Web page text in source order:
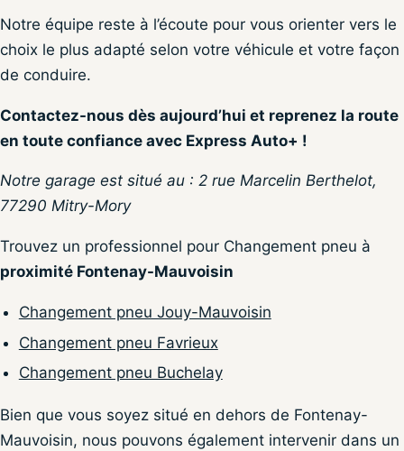
Notre équipe reste à l’écoute pour vous orienter vers le
choix le plus adapté selon votre véhicule et votre façon
de conduire.
Contactez-nous dès aujourd’hui et reprenez la route
en toute confiance avec Express Auto+ !
Notre garage est situé au : 2 rue Marcelin Berthelot,
77290 Mitry-Mory
Trouvez un professionnel pour Changement pneu à
proximité Fontenay-Mauvoisin
Changement pneu Jouy-Mauvoisin
Changement pneu Favrieux
Changement pneu Buchelay
Bien que vous soyez situé en dehors de Fontenay-
Mauvoisin, nous pouvons également intervenir dans un